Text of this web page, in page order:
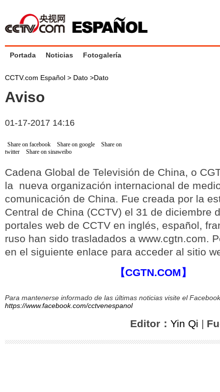
Portada Noticias Fotogalería
CCTV.com Español > Dato >Dato
Aviso
01-17-2017 14:16
Share on facebook Share on google
Share on
twitter
Share on sinaweibo
Cadena Global de Televisión de China, o
la nueva organización internacional de
comunicación de China. Fue creada por la
Central de China (CCTV) el 31 de diciembre
portales web de CCTV en inglés, español,
ruso han sido trasladados a www.cgtn.com.
en el siguiente enlace para acceder al sitio
【CGTN.COM】
Para mantenerse informado de las últimas noticias visite el
https://www.facebook.com/cctvenespanol
Editor： Yin Qi |